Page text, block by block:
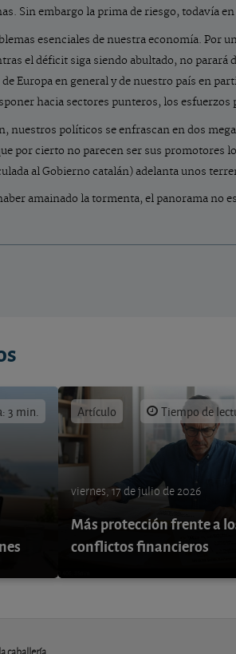
Sin embargo la prima de riesgo, todavía
esenciales de nuestra economía.
el déficit siga siendo abultado, no
Europa en general y de nuestro país en
hacia sectores punteros, los
nuestros políticos se enfrascan en dos
por cierto no parecen ser sus promotores
al Gobierno catalán) adelanta unos
amainado la tormenta, el panorama no
3 min. Artículo Tiempo de
viernes, 17 de julio de 2026
Más protección frente a
conflictos financieros